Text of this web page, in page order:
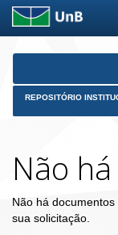
Skip
REPOSITÓRIO
Não
Não há
sua solicitação.